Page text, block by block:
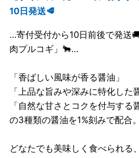
10日発送🥩
…寄付受付から10日前後で発送
肉プルコギ」🐂…
「香ばしい風味が香る醤油」
「上品な旨みや深みに特化した
「自然な甘さとコクを付与する
の3種類の醤油を1%刻みで配合。
どなたでも美味しく食べられる